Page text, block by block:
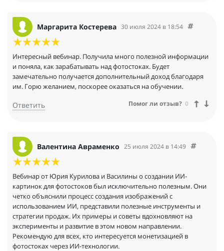
Маргарита Костерева 30 июля 2024 в 18:54
Интересный вебинар. Получила много полезной информации
и поняла, как зарабатывать над фотостоках. Будет
замечательно получается дополнительный доход благодаря
им. Горю желанием, поскорее оказаться на обучении.
Ответить Помог ли отзыв? 0
Валентина Авраменко 25 июля 2024 в 14:49
Вебинар от Юрия Курилова и Василины о создании ИИ-
картинок для фотостоков был исключительно полезным. Они
четко объяснили процесс создания изображений с
использованием ИИ, представили полезные инструменты и
стратегии продаж. Их примеры и советы вдохновляют на
эксперименты и развитие в этом новом направлении.
Рекомендую для всех, кто интересуется монетизацией в
фотостоках через ИИ-технологии.